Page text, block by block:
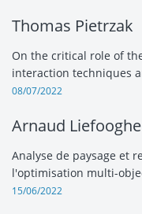
Thomas Pietrzak
On the critical role of
interaction techniques
08/07/2022
Arnaud Liefooghe
Analyse de paysage et
l'optimisation multi-
15/06/2022